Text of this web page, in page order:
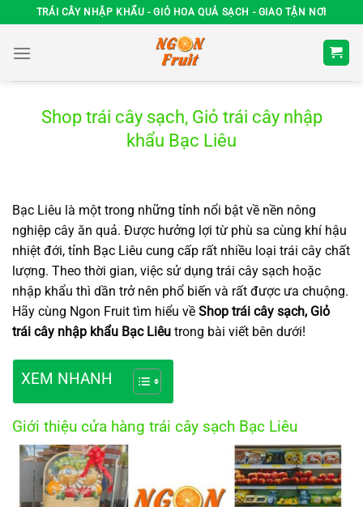
Chuyển
đến
nội
TRÁI CÂY NHẬP KHẨU - GIỎ HOA QUẢ SẠCH - GIAO TẬN NƠI
Shop trái cây sạch, Giỏ trái cây nhập
khẩu Bạc Liêu
Bạc Liêu là một trong những tỉnh nổi bật về nền nông
nghiệp cây ăn quả. Được hưởng lợi từ phù sa cùng khí hậu
nhiệt đới, tỉnh Bạc Liêu cung cấp rất nhiều loại trái cây chất
lượng. Theo thời gian, việc sử dụng trái cây sạch hoặc
nhập khẩu thì dần trở nên phổ biến và rất được ưa chuộng.
Hãy cùng Ngon Fruit tìm hiểu về Shop trái cây sạch, Giỏ
trái cây nhập khẩu Bạc Liêu trong bài viết bên dưới!
XEM NHANH
Giới thiệu cửa hàng trái cây sạch Bạc Liêu